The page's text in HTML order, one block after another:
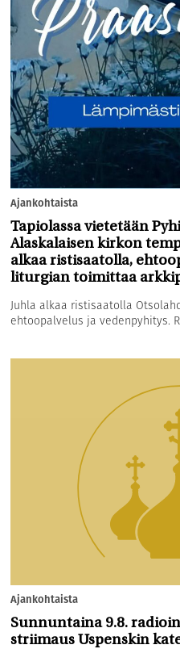
Ajankohtaista
Tapiolassa vietetään
Alaskalaisen kirkon
alkaa ristisaatolla,
liturgian toimittaa
Juhla alkaa ristisaatolla
ehtoopalvelus ja vedenpyhitys.
Ajankohtaista
Sunnuntaina 9.8.
striimaus Uspenskin